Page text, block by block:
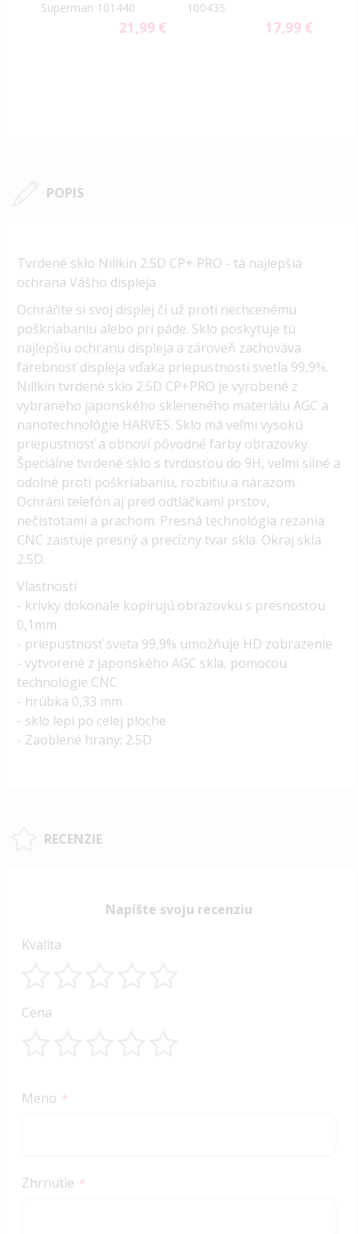
Superman 101440
21,99 €
100435
17,99 €
POPIS
Tvrdené sklo Nillkin 2.5D CP+ PRO - tá najlepšia
ochrana Vášho displeja
Ochráňte si svoj displej či už proti nechcenému
poškriabaniu alebo pri páde. Sklo poskytuje tú
najlepšiu ochranu displeja a zároveň zachováva
farebnosť displeja vďaka priepustnosti svetla 99,9%.
Nillkin tvrdené sklo 2.5D CP+PRO je vyrobené z
vybraného japonského skleneného materiálu AGC a
nanotechnológie HARVES. Sklo má veľmi vysokú
priepustnosť a obnoví pôvodné farby obrazovky.
Špeciálne tvrdené sklo s tvrdosťou do 9H, veľmi silné a
odolné proti poškriabaniu, rozbitiu a nárazom.
Ochráni telefón aj pred odtlačkami prstov,
nečistotami a prachom. Presná technológia rezania
CNC zaisťuje presný a precízny tvar skla. Okraj skla
2.5D.
Vlastnosti
- krivky dokonale kopírujú obrazovku s presnosťou
0,1mm
- priepustnosť sveta 99,9% umožňuje HD zobrazenie
- vytvorené z japonského AGC skla, pomocou
technológie CNC
- hrúbka 0,33 mm
- sklo lepí po celej ploche
- Zaoblené hrany: 2.5D
RECENZIE
Napíšte svoju recenziu
Kvalita
star
stars
stars
stars
stars
Cena
Meno
Zhrnutie